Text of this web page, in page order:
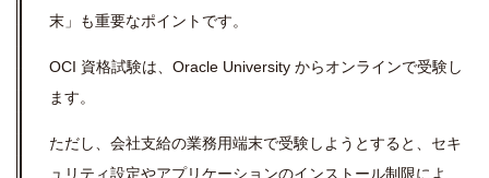
末」も重要なポイントです。
OCI 資格試験は、Oracle University からオンラインで受験し
ます。
ただし、会社支給の業務用端末で受験しようとすると、セキ
ュリティ設定やアプリケーションのインストール制限によ